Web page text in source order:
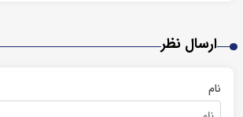
ارسال نظر
نام